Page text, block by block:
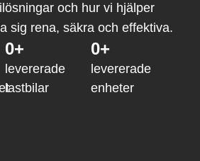
och hur vi hjälper
sig rena, säkra och effektiva.
levererade
lastbilar
0+
levererade
enheter
0+